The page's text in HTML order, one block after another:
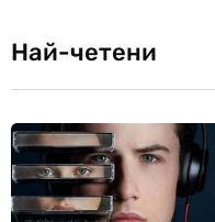
Най-четени